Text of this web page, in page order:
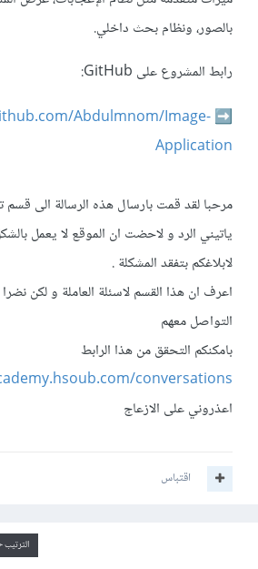
بالصور، ونظام بحث داخلي.
رابط المشروع على GitHub:
➡️
Abdulmnom/Image-
Application
مرحبا لقد قمت بارسال هذه الرسالة الى قسم
ياتيني الرد و لاحضت ان الموقع لا يعمل
لابلاغكم بتفقد المشكلة .
اعرف ان هذا القسم لاسئلة العاملة و لكن
التواصل معهم
بامكنكم التحقق من هذا الرابط
conversations
اعذروني على الازعاج
اقتباس
الترتيب